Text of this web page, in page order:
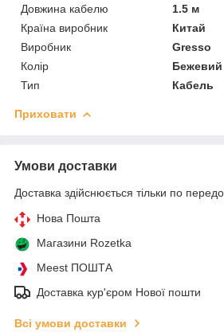
Довжина кабелю
1.5 м
Країна виробник
Китай
Виробник
Gresso
Колір
Бежевий
Тип
Кабель
Приховати
Умови доставки
Доставка здійснюється тільки по
Нова Пошта
Магазини Rozetka
Meest ПОШТА
Доставка кур'єром Нової пошти
Всі умови доставки